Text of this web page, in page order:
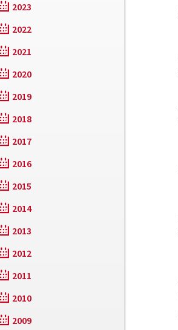
2023
2022
2021
2020
2019
2018
2017
2016
2015
2014
2013
2012
2011
2010
2009